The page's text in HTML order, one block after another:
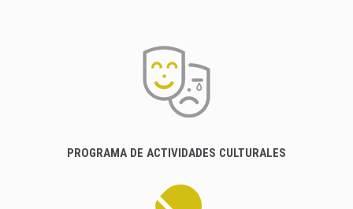
PROGRAMA DE ACTIVIDADES CULTURALES